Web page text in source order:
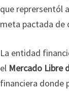
que reprersentól
meta pactada de
La entidad
el Mercado Libre
financiera donde